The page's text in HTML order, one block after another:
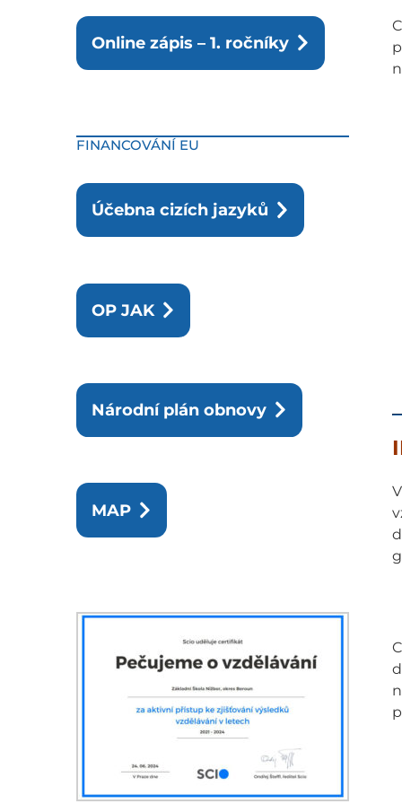
Online zápis – 1. ročníky
FINANCOVÁNÍ EU
Účebna cizích jazyků
OP JAK
Národní plán obnovy
MAP